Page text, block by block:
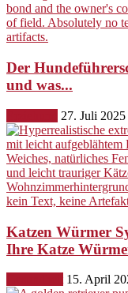
Der
und was...
27. Juli 2025
Katzen Würmer
Ihre Katze
15. April